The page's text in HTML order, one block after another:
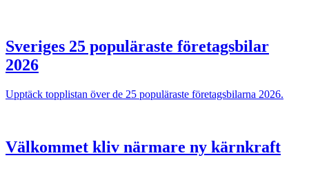
Sveriges 25 populäraste företagsbilar
2026
Upptäck topplistan över de 25 populäraste företagsbilarna 2026.
Välkommet kliv närmare ny kärnkraft